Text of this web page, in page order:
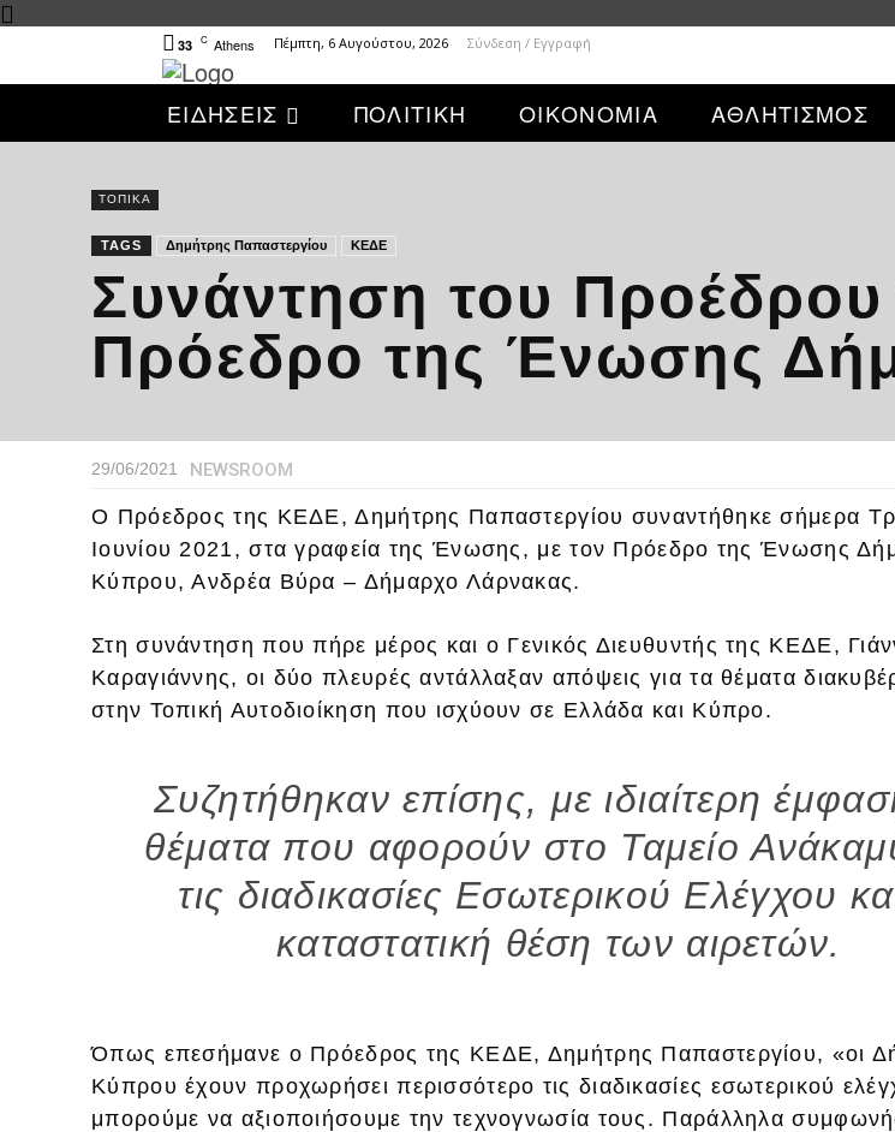
33 C Athens Πέμπτη, 6 Αυγούστου, 2026 Σύνδεση / Εγγραφή
ΕΙΔΗΣΕΙΣ ΠΟΛΙΤΙΚΗ ΟΙΚΟΝΟΜΙΑ ΑΘΛΗΤΙΣΜΟΣ
ΤΟΠΙΚΑ
TAGS Δημήτρης Παπαστεργίου ΚΕΔΕ
Συνάντηση του
Πρόεδρο της Ένωσης
29/06/2021 NEWSROOM
Ο Πρόεδρος της ΚΕΔΕ, Δημήτρης Παπαστεργίου συναντήθηκε σήμερα
Ιουνίου 2021, στα γραφεία της Ένωσης, με τον Πρόεδρο της Ένωσης
Κύπρου, Ανδρέα Βύρα – Δήμαρχο Λάρνακας.
Στη συνάντηση που πήρε μέρος και ο Γενικός Διευθυντής της ΚΕΔΕ,
Καραγιάννης, οι δύο πλευρές αντάλλαξαν απόψεις για τα θέματα
στην Τοπική Αυτοδιοίκηση που ισχύουν σε Ελλάδα και Κύπρο.
Συζητήθηκαν επίσης, με ιδιαίτερη
θέματα που αφορούν στο Ταμείο
τις διαδικασίες Εσωτερικού Ελέγχου
καταστατική θέση των αιρετών.
Όπως επεσήμανε ο Πρόεδρος της ΚΕΔΕ, Δημήτρης Παπαστεργίου, «οι
Κύπρου έχουν προχωρήσει περισσότερο τις διαδικασίες εσωτερικού
μπορούμε να αξιοποιήσουμε την τεχνογνωσία τους. Παράλληλα